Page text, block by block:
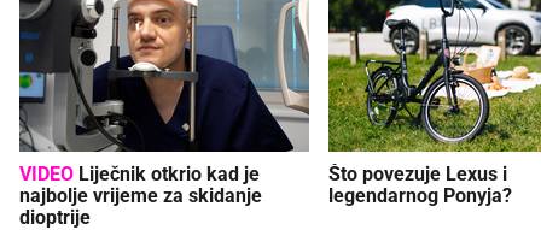
VIDEO
najbolje vrijeme za skidanje
dioptrije
Što povezuje Lexus i
legendarnog Ponyja?